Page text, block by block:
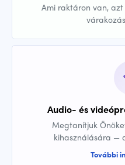
Ami raktáron van,
Audio- és
Megtanítjuk
kihasználására —
További